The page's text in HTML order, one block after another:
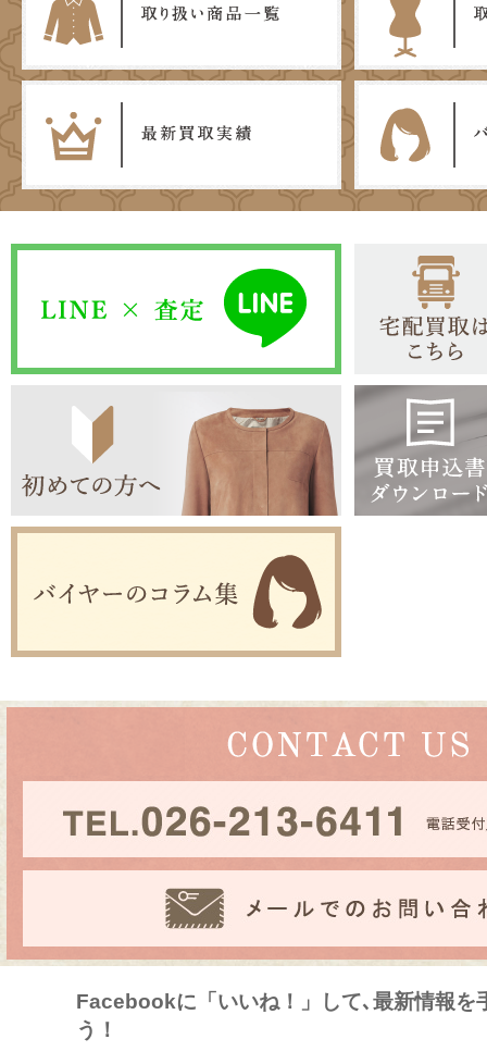
Facebookに「いいね！」して､最新情報を
う！